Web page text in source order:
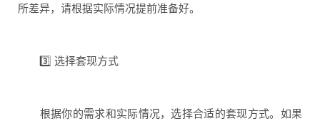
所差异，请根据实际情况提前准备好。
3️⃣ 选择套现方式
根据你的需求和实际情况，选择合适的套现方式。如果